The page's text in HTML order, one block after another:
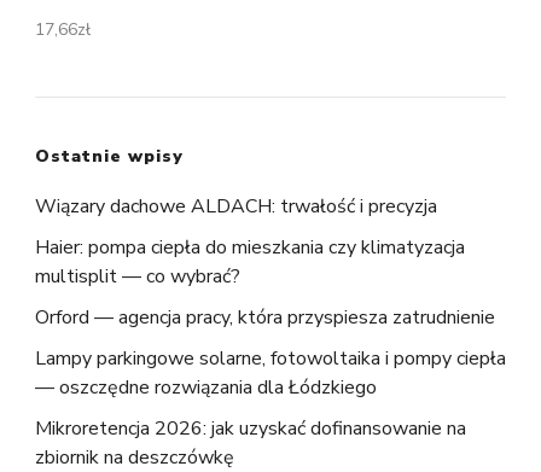
17,66zł
Ostatnie wpisy
Wiązary dachowe ALDACH: trwałość i precyzja
Haier: pompa ciepła do mieszkania czy klimatyzacja
multisplit — co wybrać?
Orford — agencja pracy, która przyspiesza zatrudnienie
Lampy parkingowe solarne, fotowoltaika i pompy ciepła
— oszczędne rozwiązania dla Łódzkiego
Mikroretencja 2026: jak uzyskać dofinansowanie na
zbiornik na deszczówkę